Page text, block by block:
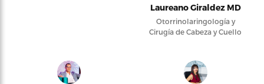
Laureano Giraldez MD
Otorrinolaringología y
Cirugía de Cabeza y Cuello